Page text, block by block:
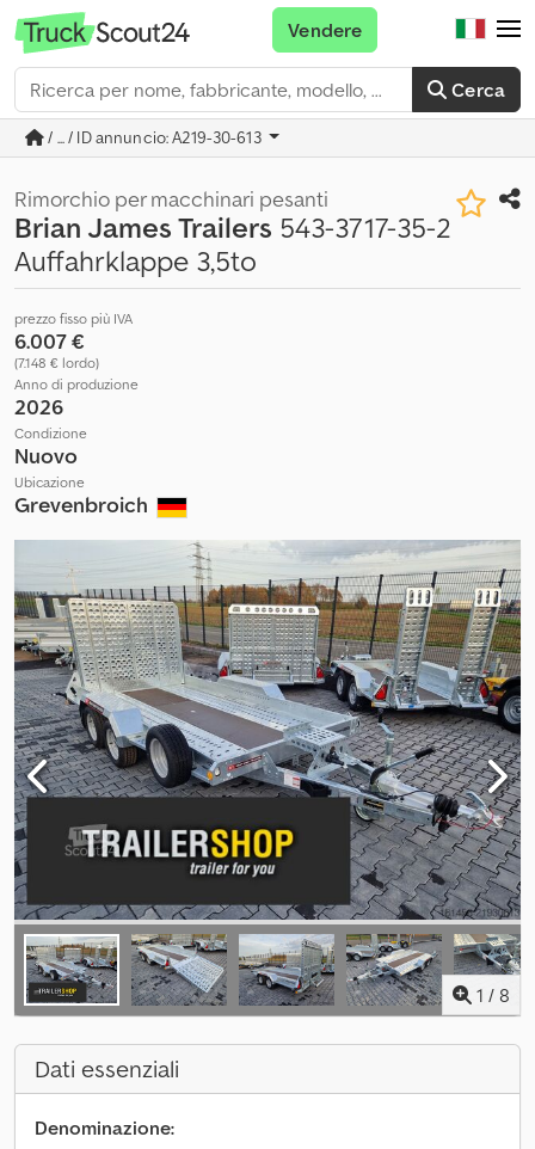
Cerca
Vendere
/ ... / ID annuncio: A219-30-613
Rimorchio per macchinari pesanti
Brian James Trailers 543-3717-35-2
Auffahrklappe 3,5to
prezzo fisso più IVA
6.007 €
(7.148 € lordo)
Anno di produzione
2026
Condizione
Nuovo
Ubicazione
Grevenbroich
1 / 8
Dati essenziali
Denominazione: